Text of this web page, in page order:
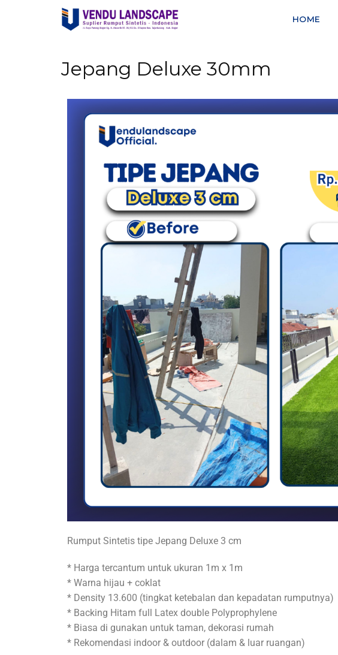
HOME
Jepang Deluxe 30mm
Rumput Sintetis tipe Jepang Deluxe 3 cm
* Harga tercantum untuk ukuran 1m x 1m
* Warna hijau + coklat
* Density 13.600 (tingkat ketebalan dan kepadatan rumputnya)
* Backing Hitam full Latex double Polyprophylene
* Biasa di gunakan untuk taman, dekorasi rumah
* Rekomendasi indoor & outdoor (dalam & luar ruangan)